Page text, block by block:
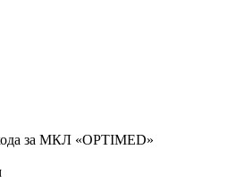
за МКЛ «OPTIMED»